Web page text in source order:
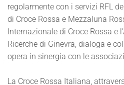
regolarmente con i servizi RFL
di Croce Rossa e Mezzaluna
Internazionale di Croce Rossa e
Ricerche di Ginevra, dialoga e
opera in sinergia con le
La Croce Rossa Italiana,